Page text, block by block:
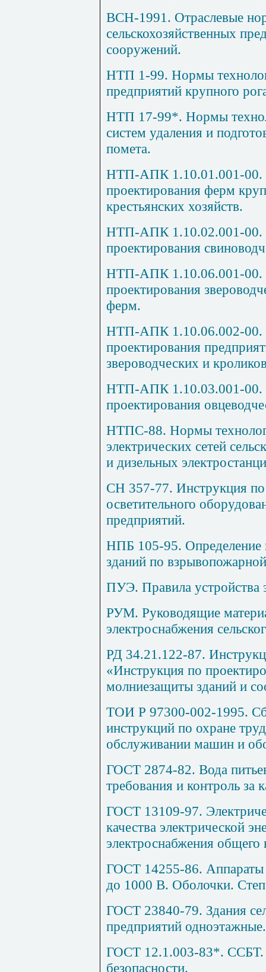
ВСН-1991. Отраслевые
сельскохозяйственных
сооружений.
НТП 1-99. Нормы
предприятий крупного
НТП 17-99*. Нормы
систем удаления и
помета.
НТП-АПК 1.10.01.001-00.
проектирования ферм
крестьянских хозяйств.
НТП-АПК 1.10.02.001-00.
проектирования
НТП-АПК 1.10.06.001-00.
проектирования
ферм.
НТП-АПК 1.10.06.002-00.
проектирования
звероводческих и
НТП-АПК 1.10.03.001-00.
проектирования
НТПС-88. Нормы
электрических сетей
и дизельных
СН 357-77. Инструкция по
осветительного
предприятий.
НПБ 105-95. Определение
зданий по
ПУЭ. Правила устройства
РУМ. Руководящие
электроснабжения
РД 34.21.122-87.
«Инструкция по
молниезащиты зданий и
ТОИ Р 97300-002-1995.
инструкций по охране
обслуживании машин и
ГОСТ 2874-82. Вода
требования и контроль за
ГОСТ 13109-97.
качества электрической
электроснабжения общего
ГОСТ 14255-86. Аппараты
до 1000 В. Оболочки.
ГОСТ 23840-79. Здания
предприятий
ГОСТ 12.1.003-83*.
безопасности.